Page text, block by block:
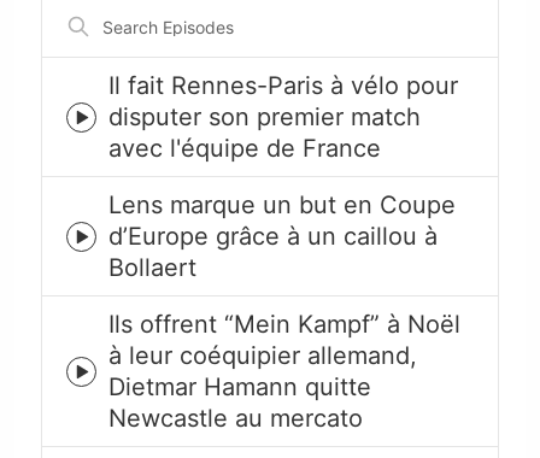
Search
Episodes
Episode
play
icon
Il fait Rennes-Paris à vélo pour
disputer son premier match
avec l'équipe de France
Episode
play
icon
Lens marque un but en Coupe
d’Europe grâce à un caillou à
Bollaert
Episode
play
icon
Ils offrent “Mein Kampf” à Noël
à leur coéquipier allemand,
Dietmar Hamann quitte
Newcastle au mercato